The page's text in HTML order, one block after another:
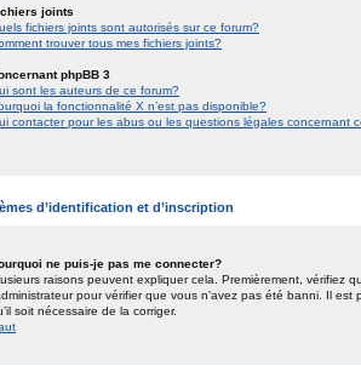
joints
fichiers joints sont autorisés sur ce forum?
trouver tous mes fichiers joints?
phpBB 3
sont les auteurs de ce forum?
la fonctionnalité X n’est pas disponible?
contacter pour les abus ou les questions légales concernant
d’identification et d’inscription
ne puis-je pas me connecter?
raisons peuvent expliquer cela. Premièrement, vérifiez
pour vérifier que vous n’avez pas été banni. Il
soit nécessaire de la corriger.